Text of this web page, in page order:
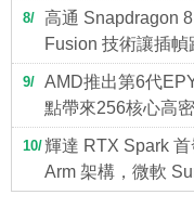
8
高通 Snapdragon
Fusion 技術讓插幀
9
AMD推出第6代
點帶來256核心高
10 輝達 RTX Spark
Arm 架構，微軟